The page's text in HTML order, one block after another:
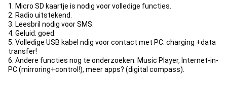
1. Micro SD kaartje is nodig voor volledige functies.
2. Radio uitstekend.
3. Leesbril nodig voor SMS.
4. Geluid: goed.
5. Volledige USB kabel ndig voor contact met PC: charging +data
transfer!
6. Andere functies nog te onderzoeken: Music Player, Internet-in-
PC (mirroring+control!), meer apps? (digital compass).